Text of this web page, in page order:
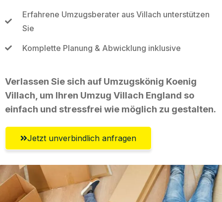
Erfahrene Umzugsberater aus Villach unterstützen
Sie
Komplette Planung & Abwicklung inklusive
Verlassen Sie sich auf Umzugskönig Koenig
Villach, um Ihren Umzug Villach England so
einfach und stressfrei wie möglich zu gestalten.
Jetzt unverbindlich anfragen